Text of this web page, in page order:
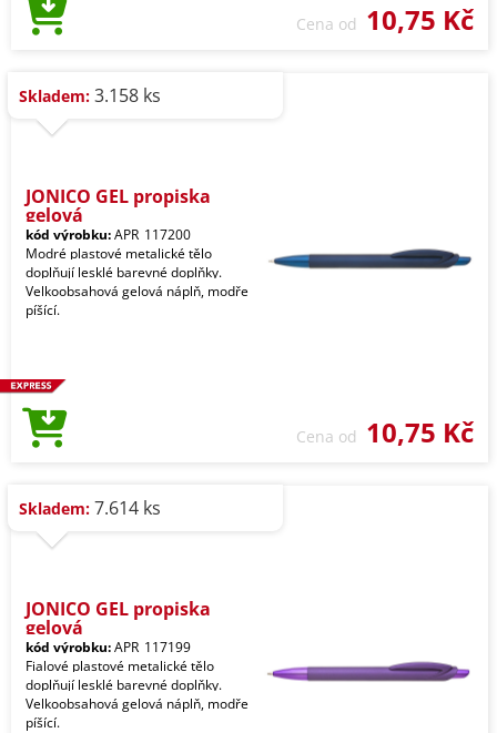
Cena od 10,75 Kč
Skladem: 3.158 ks
JONICO GEL propiska
gelová
kód výrobku:APR_117200
Modré plastové metalické tělo
doplňují lesklé barevné doplňky.
Velkoobsahová gelová náplň, modře
píšící.
Cena od 10,75 Kč
Skladem: 7.614 ks
JONICO GEL propiska
gelová
kód výrobku:APR_117199
Fialové plastové metalické tělo
doplňují lesklé barevné doplňky.
Velkoobsahová gelová náplň, modře
píšící.